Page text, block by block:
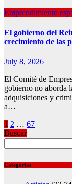
Emprendimiento
El gobierno del
crecimiento de las
July 8, 2026
El Comité de
gobierno no aborda
adquisiciones y
a…
Posts
pagination
1 2 … 67
Buscar
Categorías